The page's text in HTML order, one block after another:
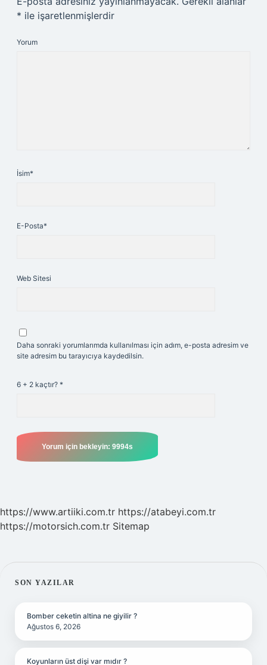
* ile işaretlenmişlerdir
Yorum
İsim*
E-Posta*
Web Sitesi
Daha sonraki yorumlarımda kullanılması için adım, e-posta adresim ve
site adresim bu tarayıcıya kaydedilsin.
6 + 2 kaçtır? *
https://www.artiiki.com.tr https://atabeyi.com.tr
https://motorsich.com.tr Sitemap
SIDEBAR
SON YAZILAR
Bomber ceketin altina ne giyilir ?
Ağustos 6, 2026
Koyunların üst dişi var mıdır ?